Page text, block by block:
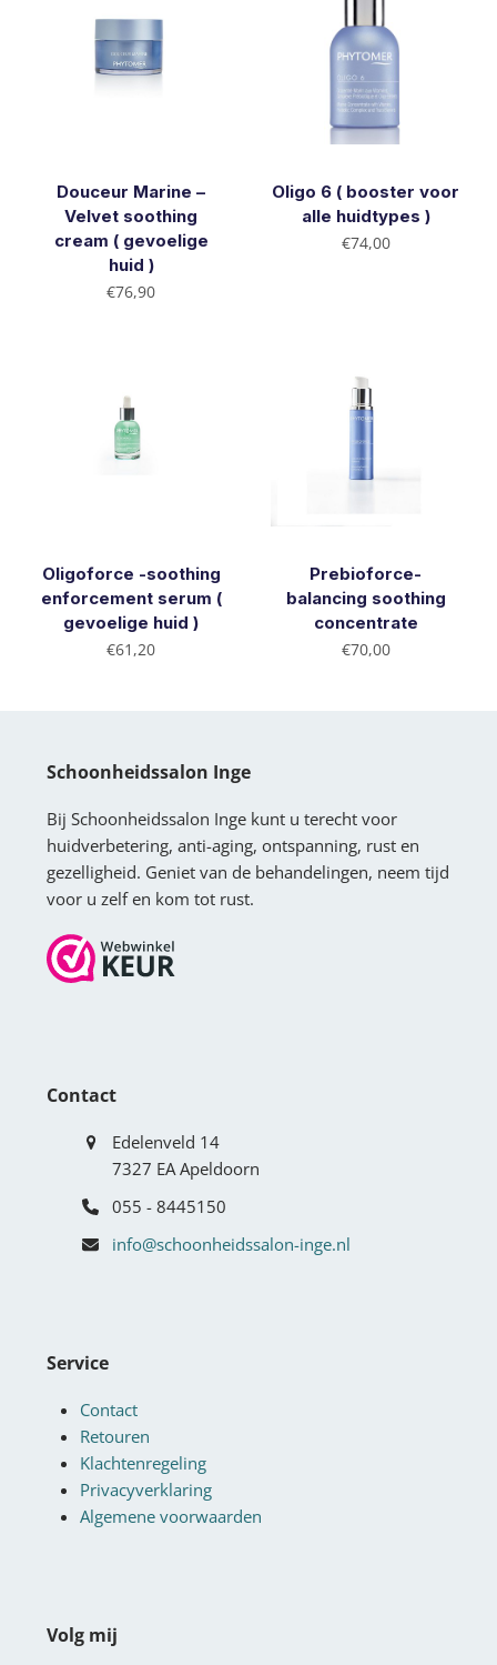
Douceur Marine –
Velvet soothing
cream ( gevoelige
huid )
€76,90
Oligo 6 ( booster voor
alle huidtypes )
€74,00
Oligoforce -soothing
enforcement serum (
gevoelige huid )
€61,20
Prebioforce-
balancing soothing
concentrate
€70,00
Schoonheidssalon Inge
Bij Schoonheidssalon Inge kunt u terecht voor
huidverbetering, anti-aging, ontspanning, rust en
gezelligheid. Geniet van de behandelingen, neem tijd
voor u zelf en kom tot rust.
Contact
Edelenveld 14
7327 EA Apeldoorn
055 - 8445150
info@schoonheidssalon-inge.nl
Service
Contact
Retouren
Klachtenregeling
Privacyverklaring
Algemene voorwaarden
Volg mij